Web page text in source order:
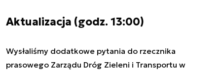
Aktualizacja (godz. 13:00)
Wysłaliśmy dodatkowe pytania do rzecznika
prasowego Zarządu Dróg Zieleni i Transportu w